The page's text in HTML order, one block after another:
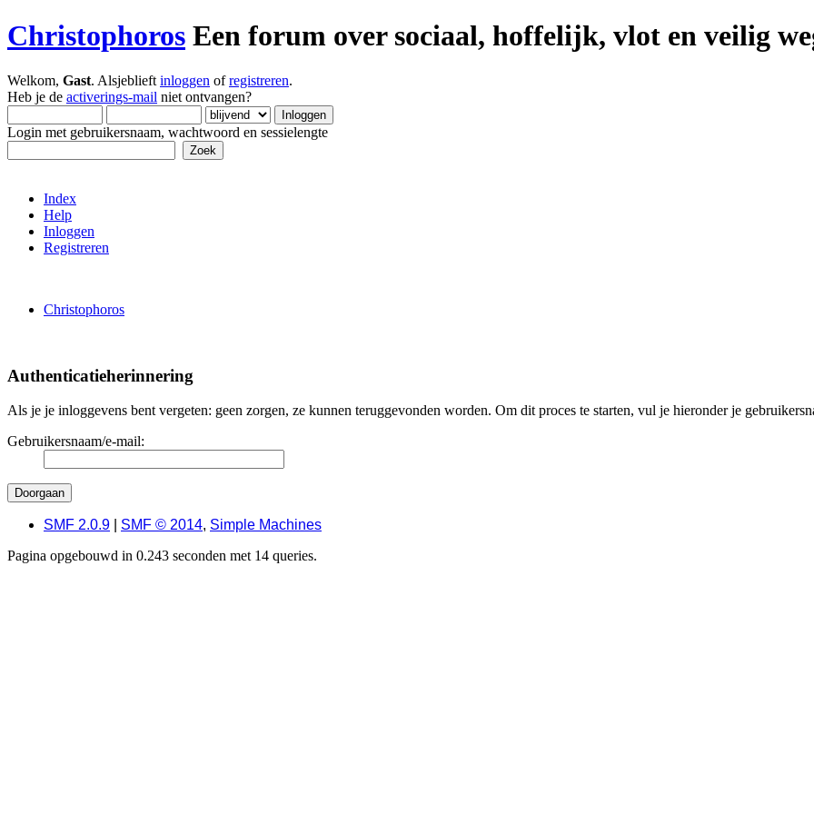
Christophoros Een forum over sociaal, hoffelijk, vlot en veilig
Welkom, Gast. Alsjeblieft inloggen ofregistreren.
Heb je de activerings-mail niet ontvangen?
Login met gebruikersnaam, wachtwoord en sessielengte
Index
Help
Inloggen
Registreren
Christophoros
Authenticatieherinnering
Als je je inloggevens bent vergeten: geen zorgen, ze kunnen teruggevonden worden. Om dit proces te starten, vul je hieronder je
Gebruikersnaam/e-mail:
SMF 2.0.9 SMF © 2014, Simple Machines
Pagina opgebouwd in 0.243 seconden met 14 queries.